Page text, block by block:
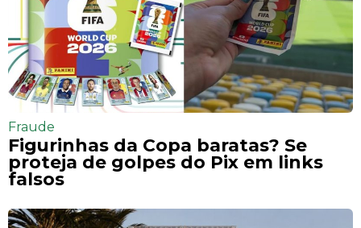
Fraude
Figurinhas da Copa baratas? Se
proteja de golpes do Pix em links
falsos